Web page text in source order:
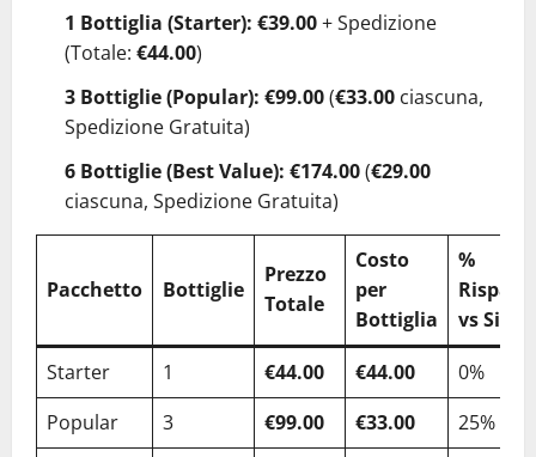
1 Bottiglia (Starter): €39.00+ Spedizione
(Totale: €44.00)
3 Bottiglie (Popular): €99.00(€33.00 ciascuna,
Spedizione Gratuita)
6 Bottiglie (Best Value): €174.00(€29.00
ciascuna, Spedizione Gratuita)
Pacchetto Bottiglie
Prezzo
Totale
Costo
per
Bottiglia
%
vs
Starter
1 €44.00 €44.00
0%
Popular
3 €99.00 €33.00
25%